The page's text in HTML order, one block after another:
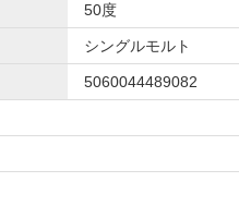
50度
シングルモルト
5060044489082